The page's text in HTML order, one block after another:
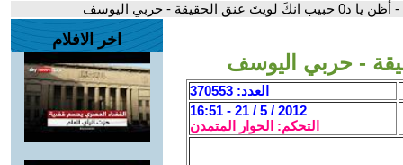
- أظن يا د0 حبيب انكَ لويتَ عنق الحقيقة - حربي اليوسف
العدد: 370553
2012 / 5 / 21 - 16:51
التحكم: الحوار المتمدن
اخر الافلام